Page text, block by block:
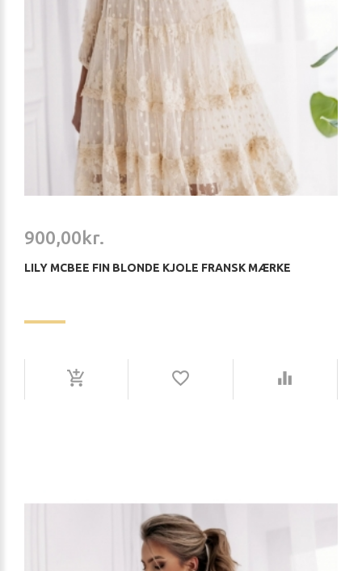
900,00kr.
LILY MCBEE FIN BLONDE KJOLE FRANSK MÆRKE